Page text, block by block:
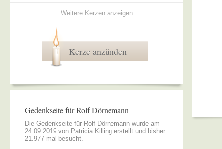
Weitere Kerzen anzeigen
Kerze anzünden
Gedenkseite für Rolf Dörnemann
Die Gedenkseite für Rolf Dörnemann wurde am
24.09.2019 von Patricia Killing erstellt und bisher
21.977 mal besucht.